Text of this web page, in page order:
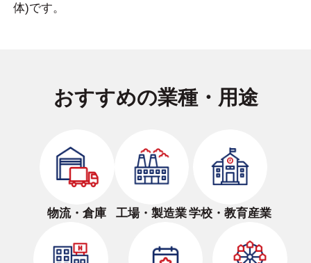
体)です。
おすすめの業種・用途
物流・倉庫 工場・製造業学校・教育産業